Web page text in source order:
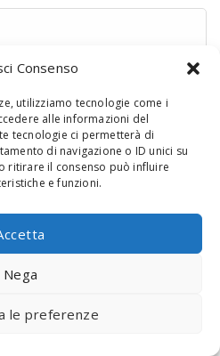
Consenso
utilizziamo tecnologie come i
alle informazioni del
tecnologie ci permetterà di
di navigazione o ID unici su
ritirare il consenso può influire
e funzioni.
Nega
le preferenze
Menu realizzato da